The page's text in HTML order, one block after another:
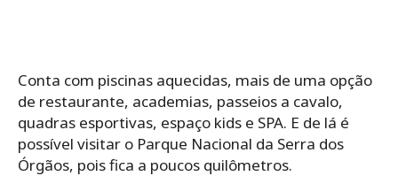
Conta com piscinas aquecidas, mais de uma opção
de restaurante, academias, passeios a cavalo,
quadras esportivas, espaço kids e SPA. E de lá é
possível visitar o Parque Nacional da Serra dos
Órgãos, pois fica a poucos quilômetros.